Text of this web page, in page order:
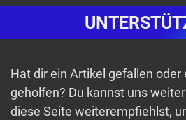
Hat dir ein Artikel gefallen oder
geholfen? Du kannst uns
diese Seite weiterempfiehlst,